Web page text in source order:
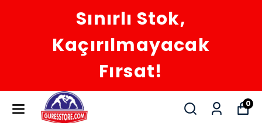
Sınırlı Stok,
Kaçırılmayacak
Fırsat!
0